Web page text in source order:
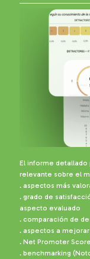
El informe detallado
relevante sobre el
. aspectos más
. grado de
aspecto evaluado
. comparación de
. aspectos a mejorar
. Net Promoter
. benchmarking